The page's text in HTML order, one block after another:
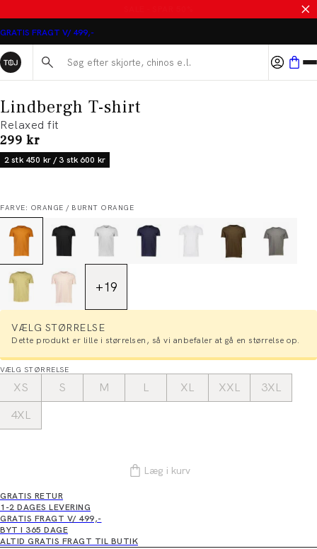
GRATIS FRAGT V/ 499,-
Søg her...
Lindbergh T-shirt
Relaxed fit
I alt (inkl. rabat)
299 kr
2 stk 450 kr / 3 stk 600 kr
FARVE: ORANGE / BURNT ORANGE
+19
VÆLG STØRRELSE
Dette produkt er lille i størrelsen, så vi anbefaler at gå en størrelse op.
VÆLG STØRRELSE
XS S M L XL XXL
3XL
4XL
Læg i kurv
GRATIS RETUR
1-2 DAGES LEVERING
GRATIS FRAGT V/ 499,-
BYT I 365 DAGE
ALTID GRATIS FRAGT TIL BUTIK